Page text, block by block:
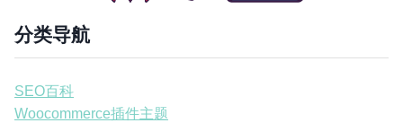
分类导航
SEO百科
Woocommerce插件主题